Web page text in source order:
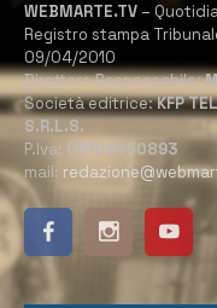
WEBMARTE.TV –
Registro stampa
09/04/2010
Direttore Responsabile:
Società editrice:KFP
S.R.L.S.
P.Iva: 02184950893
mail: